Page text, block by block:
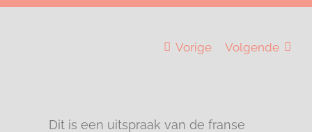
Vorige Volgende
Dit is een uitspraak van de franse